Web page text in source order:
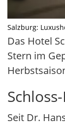
Salzburg:
Das Hotel
Stern im
Seit Dr.